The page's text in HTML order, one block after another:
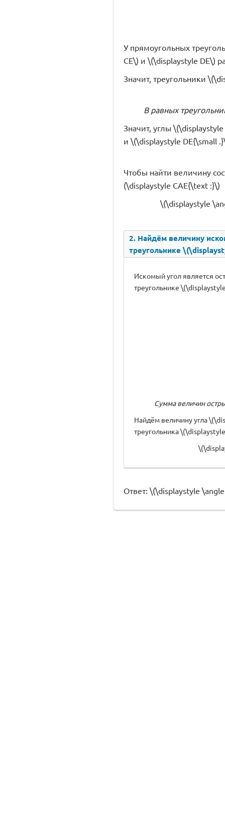
У прямоугольных
CE\) и \(\displaystyle DE\)
Значит, треугольники
В равных
Значит, углы
и \(\displaystyle DE{\small
Чтобы найти величину
(\displaystyle CAE{\text :}\)
\(\displaystyle
2. Найдём величину
треугольнике
Искомый угол является
треугольнике
Сумма величин
Найдём величину угла
треугольника
Ответ: \(\displaystyle